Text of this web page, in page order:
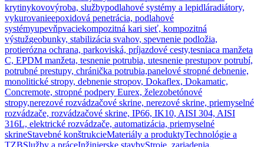
krytinykovovýroba, službypodlahové systémy a lepidláradiátory,
vykurovanieepoxidová penetrácia, podlahové
systémyupevňpvaciekompozitná kari sieť, kompozitná
výstužgeobunky, stabilizácia svahov, spevnenie podložia,
protierózna ochrana, parkoviská, príjazdové cesty,tesniaca manžeta
C, EPDM manžeta, tesnenie potrubia, utesnenie prestupov potrubí,
potrubné prestupy, chránička potrubia,panelové stropné debnenie,
monolitické stropy, debnenie stropov, Dokaflex, Dokamatic,
Concremote, stropné podpery Eurex, železobetónové
stropy,nerezové rozvádzačové skrine, nerezové skrine, priemyselné
rozvádzače, rozvádzačové skrine, IP66, IK10, AISI 304, AISI
316L, elektrické rozvádzače, automatizácia, priemyselné
skrineStavebné konštrukcieMateriály a produktyTechnológie a